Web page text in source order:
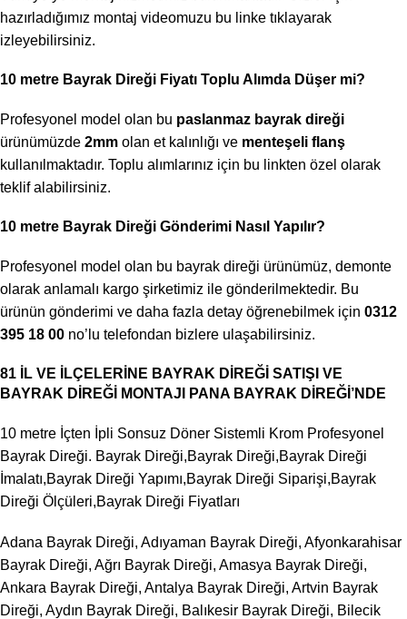
hazırladığımız montaj videomuzu bu linke tıklayarak
izleyebilirsiniz.
10 metre Bayrak Direği Fiyatı Toplu Alımda Düşer mi?
Profesyonel model olan bu paslanmaz bayrak direği
ürünümüzde 2mm olan et kalınlığı ve menteşeli flanş
kullanılmaktadır. Toplu alımlarınız için bu linkten özel olarak
teklif alabilirsiniz.
10 metre Bayrak Direği Gönderimi Nasıl Yapılır?
Profesyonel model olan bu bayrak direği ürünümüz, demonte
olarak anlamalı kargo şirketimiz ile gönderilmektedir. Bu
ürünün gönderimi ve daha fazla detay öğrenebilmek için 0312
395 18 00 no’lu telefondan bizlere ulaşabilirsiniz.
81 İL VE İLÇELERİNE BAYRAK DİREĞİ SATIŞI VE
BAYRAK DİREĞİ MONTAJI PANA BAYRAK DİREĞİ’NDE
10 metre İçten İpli Sonsuz Döner Sistemli Krom Profesyonel
Bayrak Direği. Bayrak Direği,Bayrak Direği,Bayrak Direği
İmalatı,Bayrak Direği Yapımı,Bayrak Direği Siparişi,Bayrak
Direği Ölçüleri,Bayrak Direği Fiyatları
Adana Bayrak Direği, Adıyaman Bayrak Direği, Afyonkarahisar
Bayrak Direği, Ağrı Bayrak Direği, Amasya Bayrak Direği,
Ankara Bayrak Direği, Antalya Bayrak Direği, Artvin Bayrak
Direği, Aydın Bayrak Direği, Balıkesir Bayrak Direği, Bilecik